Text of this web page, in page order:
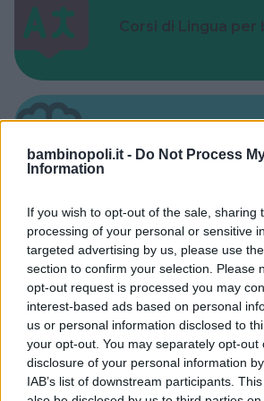
bambinopoli.it - Do Not Process
Information
If you wish to opt-out of the sale, sharing
processing of your personal or sensitive
targeted advertising by us, please use
section to confirm your selection. Please
opt-out request is processed you may
interest-based ads based on personal
us or personal information disclosed to
your opt-out. You may separately opt-out
disclosure of your personal information
IAB’s list of downstream participants.
Corsi di Lingua per
Laboratori creativi
Asili Nido
Feste